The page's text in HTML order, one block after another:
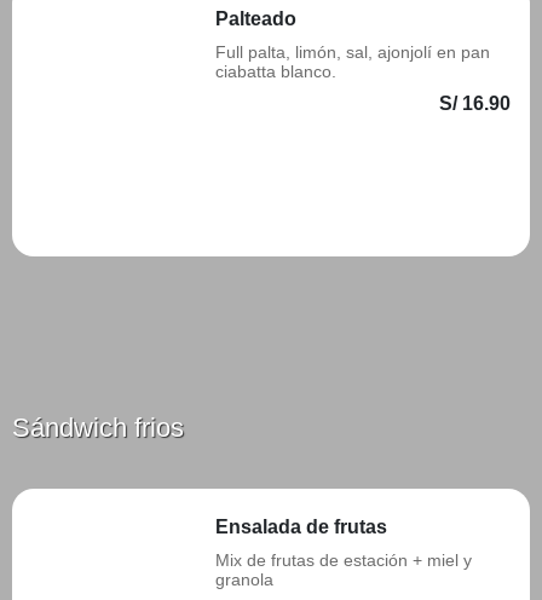
Palteado
Full palta, limón, sal, ajonjolí en pan
ciabatta blanco.
S/ 16.90
Sándwich frios
Ensalada de frutas
Mix de frutas de estación + miel y
granola